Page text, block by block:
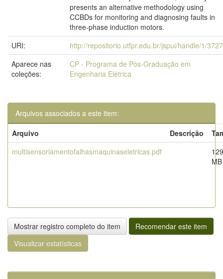
presents an alternative methodology using
CCBDs for monitoring and diagnosing faults in
three-phase induction motors.
URI:
http://repositorio.utfpr.edu.br/jspui/handle/1/
Aparece nas
coleções:
CP - Programa de Pós-Graduação em
Engenharia Elétrica
Arquivos associados a este item:
Arquivo
Descrição
multisensoriamentofalhasmaquinaseletricas.pdf
MB
Mostrar registro completo do item
Recomendar este item
Visualizar estatísticas